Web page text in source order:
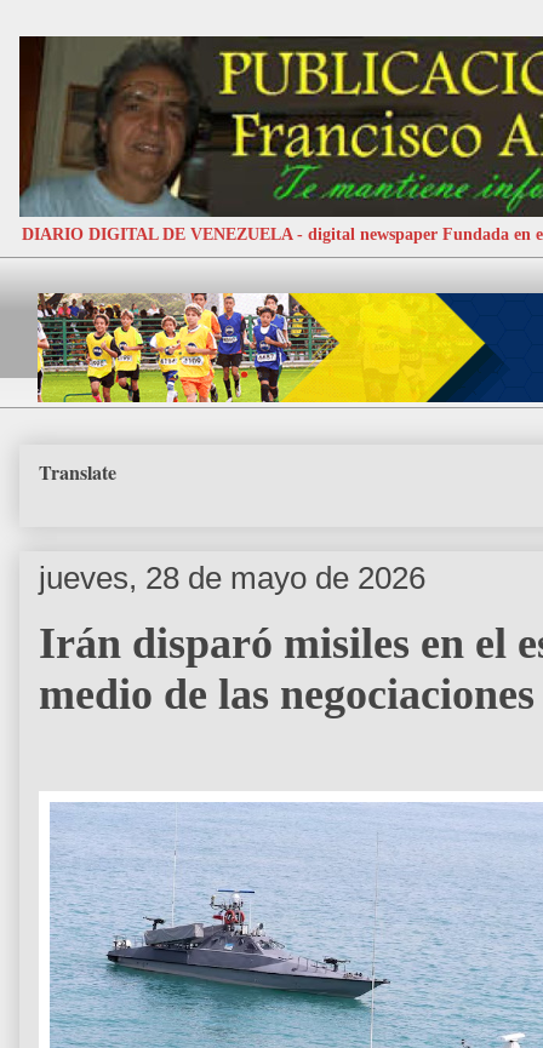
DIARIO DIGITAL DE VENEZUELA - digital newspaper Fundada en
Translate
jueves, 28 de mayo de 2026
Irán disparó misiles en el
medio de las